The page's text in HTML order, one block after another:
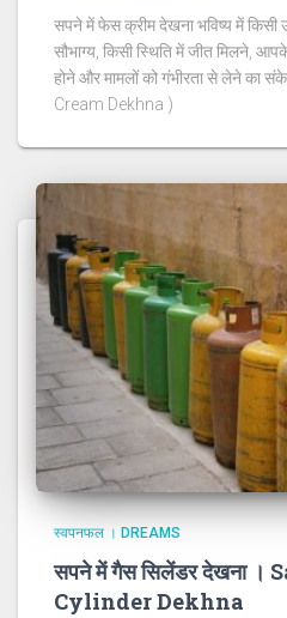
सपने में फेस क्रीम देखना भविष्य में किसी
सौभाग्य, किसी स्थिति में जीत मिलने,
होने और मामलों को गंभीरता से लेने का
Cream Dekhna )
स्वपनफल । DREAMS
सपने में गैस सिलेंडर देखना ।
Cylinder Dekhna